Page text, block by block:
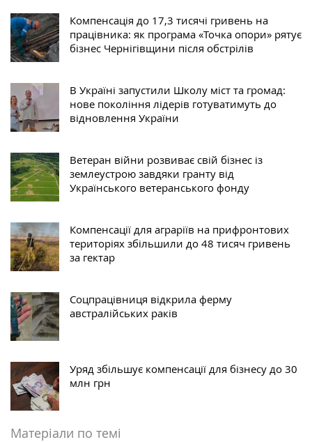
Компенсація до 17,3 тисячі гривень на
працівника: як програма «Точка опори» рятує
бізнес Чернігівщини після обстрілів
В Україні запустили Школу міст та громад:
нове покоління лідерів готуватимуть до
відновлення України
Ветеран війни розвиває свій бізнес із
землеустрою завдяки гранту від
Українського ветеранського фонду
Компенсації для аграріїв на прифронтових
територіях збільшили до 48 тисяч гривень
за гектар
Соцпрацівниця відкрила ферму
австралійських раків
Уряд збільшує компенсації для бізнесу до 30
млн грн
Матеріали по темі